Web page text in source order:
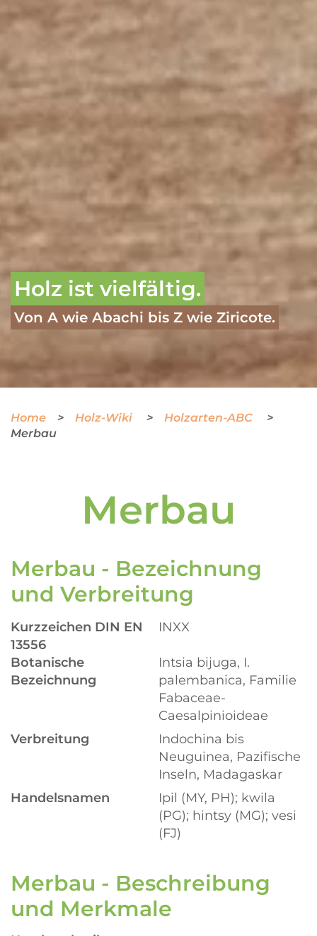
Holz ist vielfältig.
Von A wie Abachi bis Z wie Ziricote.
Home Holz-Wiki
Holzarten-ABC
Merbau
Merbau
Merbau - Bezeichnung
und Verbreitung
Kurzzeichen DIN EN
13556
INXX
Botanische
Bezeichnung
Intsia bijuga, I.
palembanica, Familie
Fabaceae-
Caesalpinioideae
Verbreitung
Indochina bis
Neuguinea, Pazifische
Inseln, Madagaskar
Handelsnamen
Ipil (MY, PH); kwila
(PG); hintsy (MG); vesi
(FJ)
Merbau - Beschreibung
und Merkmale